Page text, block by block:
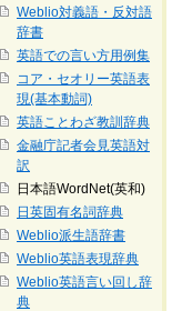
Weblio対義語・反対語
辞書
英語での言い方用例集
コア・セオリー英語表
現(基本動詞)
英語ことわざ教訓辞典
金融庁記者会見英語対
訳
日本語WordNet(英和)
日英固有名詞辞典
Weblio派生語辞書
Weblio英語表現辞典
Weblio英語言い回し辞
典